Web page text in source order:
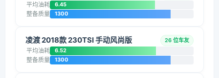
平均油耗 6.45
整备质量 1300
凌渡 2018款 230TSI 手动风尚版 26 位车友
平均油耗 6.52
整备质量 1300